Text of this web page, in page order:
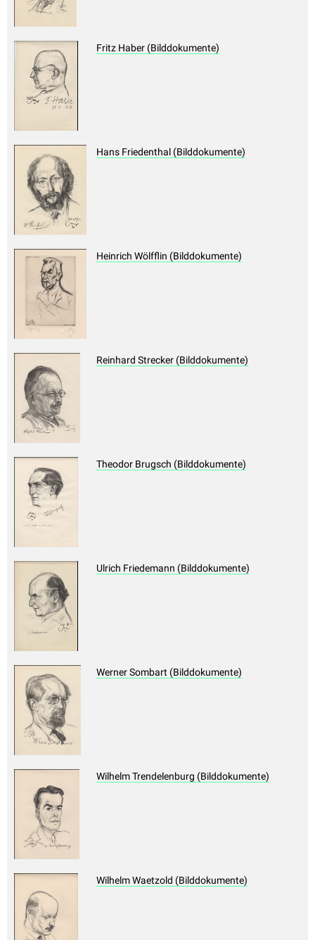
Fritz Haber (Bilddokumente)
Hans Friedenthal (Bilddokumente)
Heinrich Wölfflin (Bilddokumente)
Reinhard Strecker (Bilddokumente)
Theodor Brugsch (Bilddokumente)
Ulrich Friedemann (Bilddokumente)
Werner Sombart (Bilddokumente)
Wilhelm Trendelenburg (Bilddokumente)
Wilhelm Waetzold (Bilddokumente)